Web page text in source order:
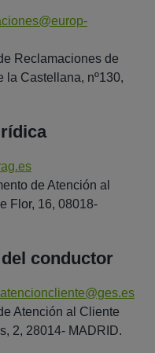
Reclamaciones de
la Castellana, nº130,
de Atención al
Flor, 16, 08018-
conductor
Atención al Cliente
2, 28014- MADRID.